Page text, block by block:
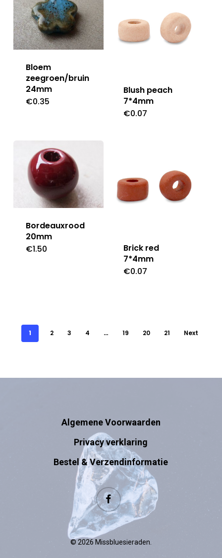
Bloem
zeegroen/bruin
24mm
€0.35
Blush peach
7*4mm
€0.07
Bordeauxrood
20mm
€1.50
Brick red
7*4mm
€0.07
1 2 3 4 … 19 20 21 Next
Algemene Voorwaarden
Privacy verklaring
Bestel & Verzendinformatie
facebook
© 2026 Missbluesieraden.